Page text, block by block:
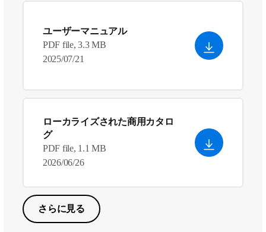
ユーザーマニュアル
PDF file, 3.3 MB
2025/07/21
ローカライズされた商用カタロ
グ
PDF file, 1.1 MB
2026/06/26
さらに見る